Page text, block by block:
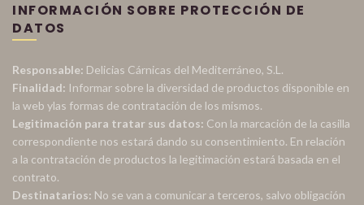
INFORMACIÓN SOBRE PROTECCIÓN DE
DATOS
Responsable: Delicias Cárnicas del Mediterráneo, S.L.
Finalidad: Informar sobre la diversidad de productos disponible en
la web ylas formas de contratación de los mismos.
Legitimación para tratar sus datos: Con la marcación de la casilla
correspondiente nos estará dando su consentimiento. En relación
a la contratación de productos la legitimación estará basada en el
contrato.
Destinatarios: No se van a comunicar a terceros, salvo obligación